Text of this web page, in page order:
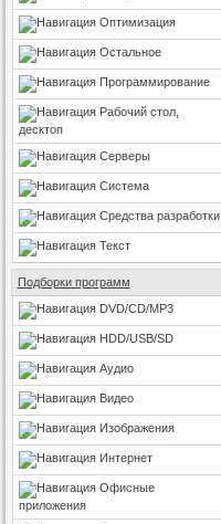
Оптимизация
Остальное
Программирование
Рабочий стол,
десктоп
Серверы
Система
Средства разработки
Текст
Подборки программ
DVD/CD/MP3
HDD/USB/SD
Аудио
Видео
Изображения
Интернет
Офисные
приложения